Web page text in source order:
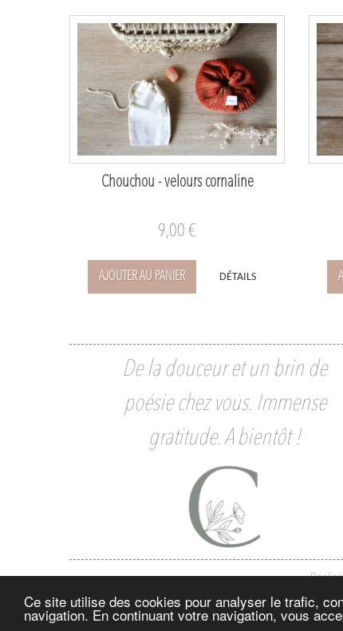
Ce site utilise des cookies pour analyser le trafic,
navigation. En continuant votre navigation, vous
Chouchou - velours cornaline
9,00 €
AJOUTER AU PANIER DÉTAILS
De la douceur et un brin de
poésie chez vous. Immense
gratitude. A bientôt !